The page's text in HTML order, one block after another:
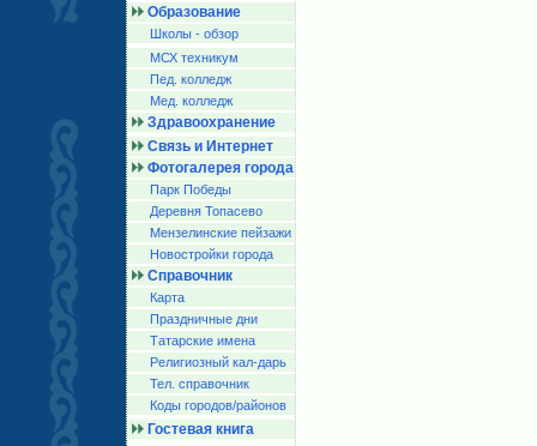
Образование
Школы - обзор
МСХ техникум
Пед. колледж
Мед. колледж
Здравоохранение
Связь и Интернет
Фотогалерея города
Парк Победы
Деревня Топасево
Мензелинские пейзажи
Новостройки города
Справочник
Карта
Праздничные дни
Татарские имена
Религиозный кал-дарь
Тел. справочник
Коды городов/райoнов
Гостевая книга